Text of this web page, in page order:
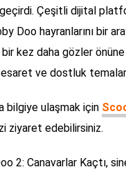
Çeşitli dijital
Doo hayranlarını bir
kez daha gözler
ve dostluk
bilgiye ulaşmak için
ziyaret edebilirsiniz.
2: Canavarlar Kaçtı,